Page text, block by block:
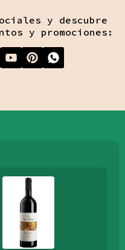
y descubre
y promociones: